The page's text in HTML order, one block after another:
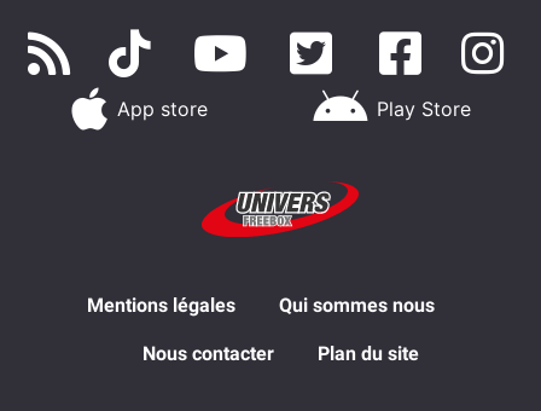
App store Play Store
Mentions légales Qui sommes nous
Nous contacter Plan du site